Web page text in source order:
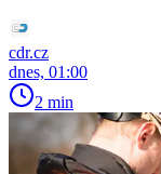
cdr.cz
dnes, 01:00
2 min